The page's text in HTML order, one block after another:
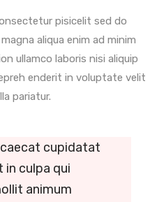
pisicelit sed do
aliqua enim ad minim
ullamco laboris nisi aliquip
enderit in voluptate velit
pariatur.
cupidatat
in culpa qui
animum